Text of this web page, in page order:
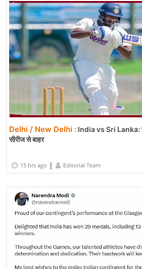
Delhi / New Delhi : India vs Sri Lanka:
सीरीज से बाहर
15 hrs ago | Editorial Team